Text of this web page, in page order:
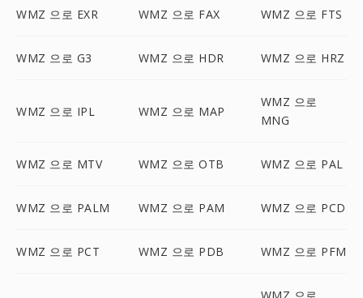
WMZ 으로 EXR WMZ 으로 FAX WMZ 으로 FTS
WMZ 으로 G3 WMZ 으로 HDR WMZ 으로 HRZ
WMZ 으로 IPL WMZ 으로 MAP
WMZ 으로
MNG
WMZ 으로 MTV WMZ 으로 OTB WMZ 으로 PAL
WMZ 으로 PALM WMZ 으로 PAM WMZ 으로 PCD
WMZ 으로 PCT WMZ 으로 PDB WMZ 으로 PFM